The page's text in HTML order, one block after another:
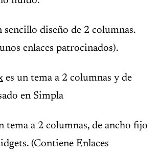
sencillo diseño de 2 columnas.
enlaces patrocinados).
es un tema a 2 columnas y de
en Simpla
tema a 2 columnas, de ancho fijo
(Contiene Enlaces